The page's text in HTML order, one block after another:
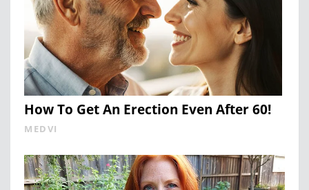
How To Get An Erection Even After 60!
MEDVI